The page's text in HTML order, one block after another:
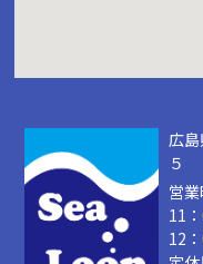
広
５
営
11
12